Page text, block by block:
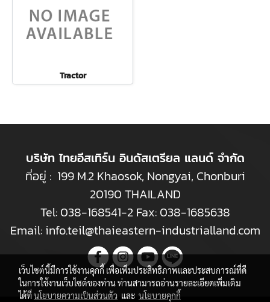
Tractor
บริษัท ไทยอีสเทิร์น อินดัสเตรียล แลนด์ จำกัด
ที่อยู่ : 199 M.2 Khaosok, Nongyai, Chonburi
20190 THAILAND
Tel: 038-168541-2Fax: 038-1685638
Email: info.teil@thaieastern-industrialland.com
เว็บไซต์นี้มีการใช้งานคุกกี้ เพื่อเพิ่มประสิทธิภาพและประสบการณ์ที่ดี
ในการใช้งานเว็บไซต์ของท่าน ท่านสามารถอ่านรายละเอียดเพิ่มเติม
ได้ที่นโยบายความเป็นส่วนตัว และ นโยบายคุกกี้